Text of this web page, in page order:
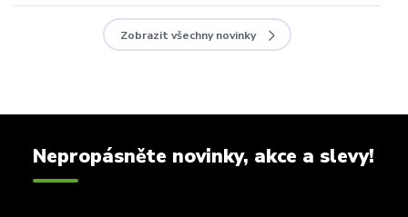
Zobrazit všechny novinky
Nepropásněte novinky, akce a slevy!